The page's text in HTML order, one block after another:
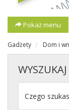
Pokaż menu
Gadżety Dom i
WYSZUKAJ